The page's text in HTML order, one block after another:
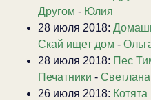
Другом - Юлия
28 июля 2018:
Скай ищет дом -
28 июля 2018: Пес
Печатники - Светлана
26 июля 2018: